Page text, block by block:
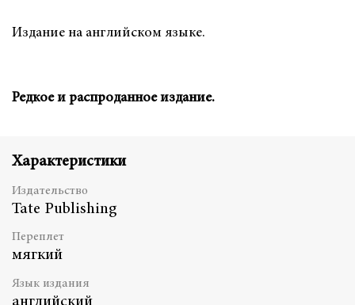
Издание на английском языке.
Редкое и распроданное издание.
Характеристики
Издательство
Tate Publishing
Переплет
мягкий
Язык издания